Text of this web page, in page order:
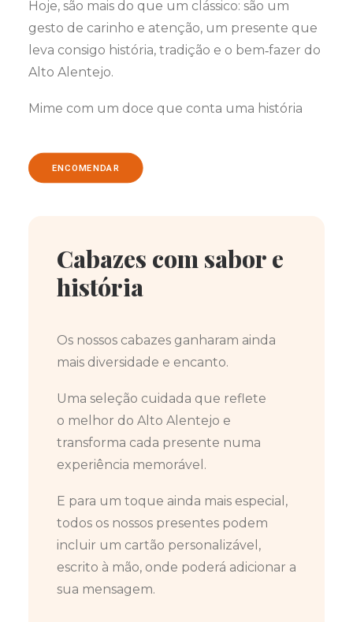
Hoje, são mais do que um clássico: são um
gesto de carinho e atenção, um presente que
leva consigo história, tradição e o bem‑fazer do
Alto Alentejo.
Mime com um doce que conta uma história
ENCOMENDAR
Cabazes com sabor e
história
Os nossos cabazes ganharam ainda
mais diversidade e encanto.
Uma seleção cuidada que reflete
o melhor do Alto Alentejo e
transforma cada presente numa
experiência memorável.
E para um toque ainda mais especial,
todos os nossos presentes podem
incluir um cartão personalizável,
escrito à mão, onde poderá adicionar a
sua mensagem.